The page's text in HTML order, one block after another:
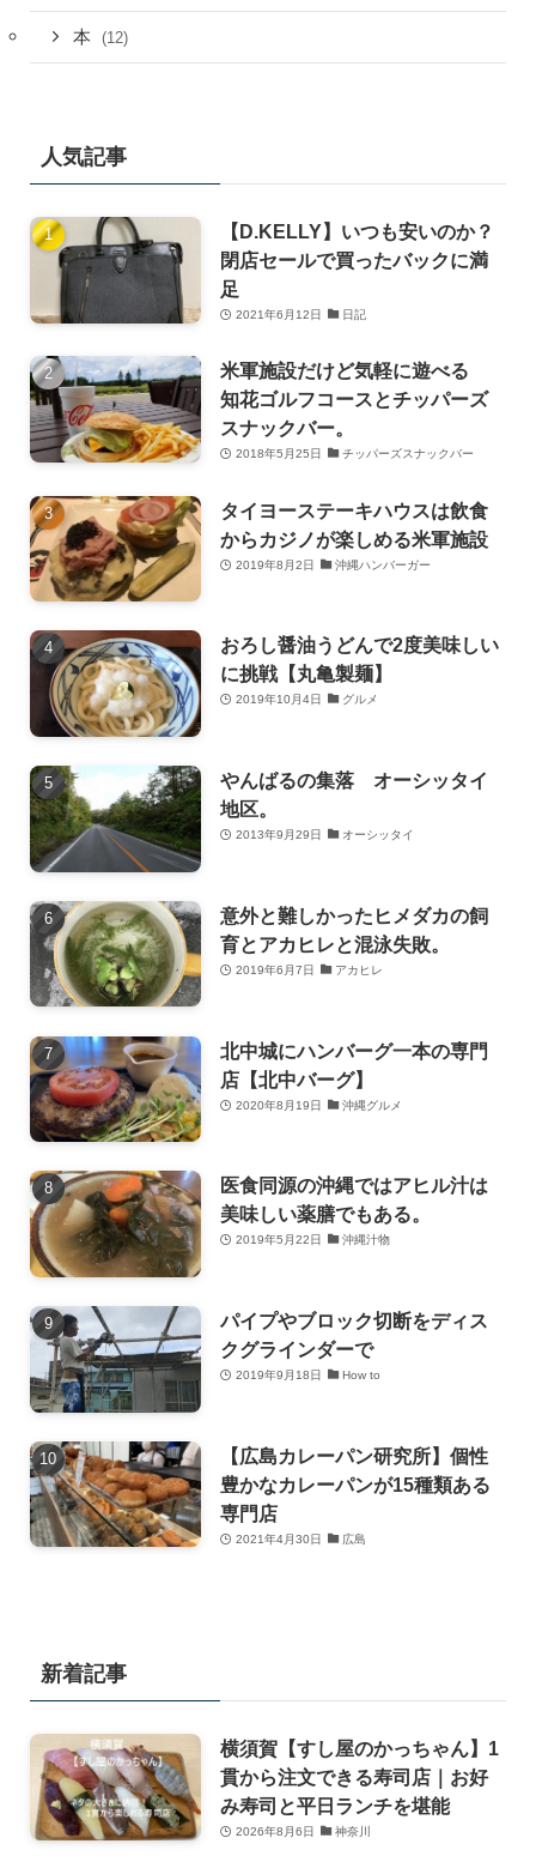
本 (12)
人気記事
【D.KELLY】いつも安いのか？
閉店セールで買ったバックに満
足
2021年6月12日 日記
米軍施設だけど気軽に遊べる
知花ゴルフコースとチッパーズ
スナックバー。
2018年5月25日 チッパーズスナックバー
タイヨーステーキハウスは飲食
からカジノが楽しめる米軍施設
2019年8月2日 沖縄ハンバーガー
おろし醤油うどんで2度美味しい
に挑戦【丸亀製麺】
2019年10月4日 グルメ
やんばるの集落 オーシッタイ
地区。
2013年9月29日 オーシッタイ
意外と難しかったヒメダカの飼
育とアカヒレと混泳失敗。
2019年6月7日 アカヒレ
北中城にハンバーグ一本の専門
店【北中バーグ】
2020年8月19日 沖縄グルメ
医食同源の沖縄ではアヒル汁は
美味しい薬膳でもある。
2019年5月22日 沖縄汁物
パイプやブロック切断をディス
クグラインダーで
2019年9月18日 How to
【広島カレーパン研究所】個性
豊かなカレーパンが15種類ある
専門店
2021年4月30日 広島
新着記事
横須賀【すし屋のかっちゃん】1
貫から注文できる寿司店｜お好
み寿司と平日ランチを堪能
2026年8月6日 神奈川